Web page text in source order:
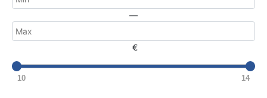
—
€
10 14